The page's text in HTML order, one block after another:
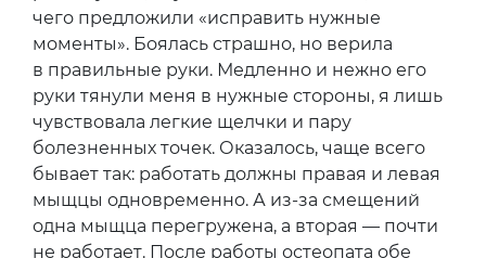
от друзей, что именно здесь, в La Reserve,
принимает сын знаменитого парижского
остеопата, к которому до сих пор стоят
очереди из главных французских
бизнесменов, политиков и суперзвезд. Руки
у сына такие же, методика — тоже. Вам
не вправляют сместившиеся суставы так, что
искры из глаз — у местного гуру совсем
другой метод. Меня просили согнуться-
разогнуться, изучили все части тела, после